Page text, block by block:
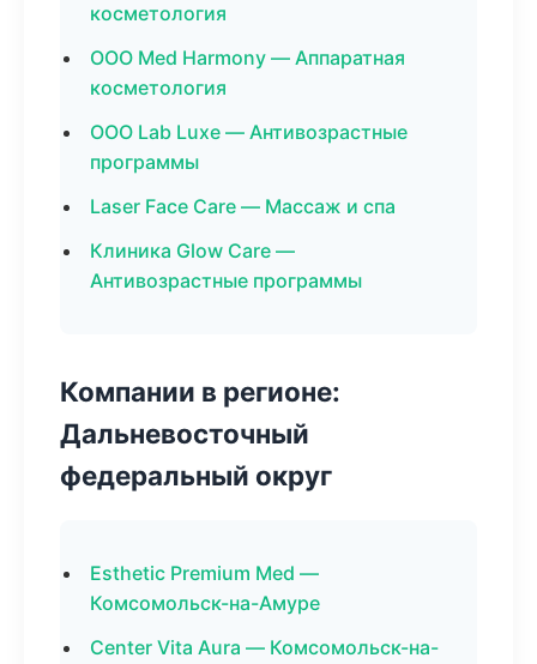
косметология
ООО Med Harmony — Аппаратная
косметология
ООО Lab Luxe — Антивозрастные
программы
Laser Face Care — Массаж и спа
Клиника Glow Care —
Антивозрастные программы
Компании в регионе:
Дальневосточный
федеральный округ
Esthetic Premium Med —
Комсомольск-на-Амуре
Center Vita Aura — Комсомольск-на-